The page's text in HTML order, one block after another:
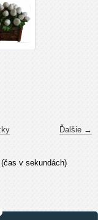
Ďalšie →
v sekundách)